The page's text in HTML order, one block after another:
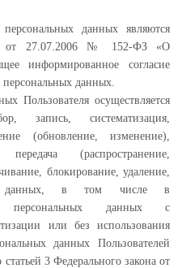
данных являются
от 27.07.2006 № 152-ФЗ «О
информированное согласие
персональных данных.
Пользователя осуществляется
запись, систематизация,
(обновление, изменение),
(распространение,
блокирование, удаление,
данных, в том числе в
персональных данных с
или без использования
данных Пользователей
3 Федерального закона от